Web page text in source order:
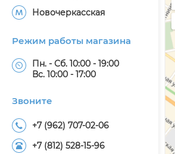
Новочеркасская
Режим работы магазина
Пн. - Сб. 10:00 - 19:00
Вс. 10:00 - 17:00
Звоните
+7 (962) 707-02-06
+7 (812) 528-15-96